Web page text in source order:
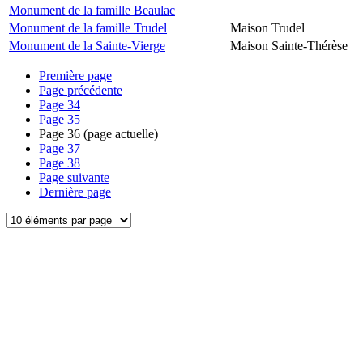
Monument de la famille Beaulac
Monument de la famille Trudel
Maison Trudel
Monument de la Sainte-Vierge
Maison Sainte-Thérèse
Première page
Page précédente
Page 34
Page 35
Page 36 (page actuelle)
Page 37
Page 38
Page suivante
Dernière page